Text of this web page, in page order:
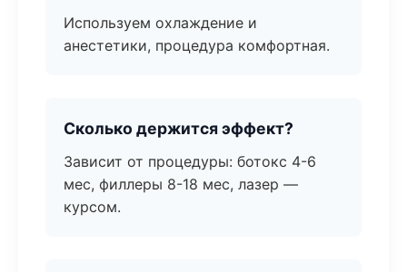
Используем охлаждение и
анестетики, процедура комфортная.
Сколько держится эффект?
Зависит от процедуры: ботокс 4-6
мес, филлеры 8-18 мес, лазер —
курсом.